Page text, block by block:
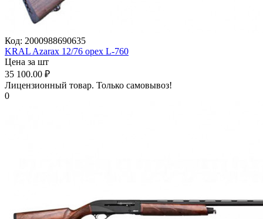
Код: 2000988690635
KRAL Azarax 12/76 орех L-760
Цена за шт
35 100.00 ₽
Лицензионный товар. Только самовывоз!
0